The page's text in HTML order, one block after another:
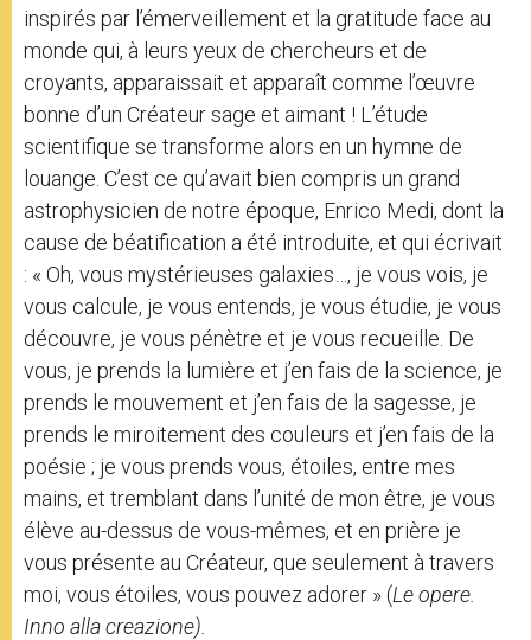
inspirés par l’émerveillement et la gratitude face au
monde qui, à leurs yeux de chercheurs et de
croyants, apparaissait et apparaît comme l’œuvre
bonne d’un Créateur sage et aimant ! L’étude
scientifique se transforme alors en un hymne de
louange. C’est ce qu’avait bien compris un grand
astrophysicien de notre époque, Enrico Medi, dont la
cause de béatification a été introduite, et qui écrivait
: « Oh, vous mystérieuses galaxies…, je vous vois, je
vous calcule, je vous entends, je vous étudie, je vous
découvre, je vous pénètre et je vous recueille. De
vous, je prends la lumière et j’en fais de la science, je
prends le mouvement et j’en fais de la sagesse, je
prends le miroitement des couleurs et j’en fais de la
poésie ; je vous prends vous, étoiles, entre mes
mains, et tremblant dans l’unité de mon être, je vous
élève au-dessus de vous-mêmes, et en prière je
vous présente au Créateur, que seulement à travers
moi, vous étoiles, vous pouvez adorer » (Le opere.
Inno alla creazione).